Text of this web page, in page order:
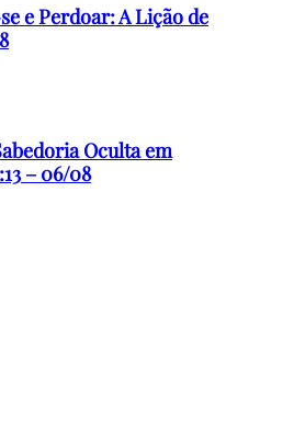
e Perdoar: A Lição de
Oculta em
– 06/08